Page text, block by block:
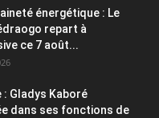
énergétique : Le
repart à
ce 7 août...
: Gladys Kaboré
dans ses fonctions de